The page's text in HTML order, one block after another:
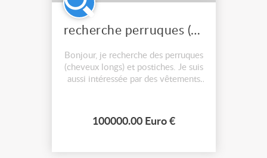
recherche perruques (cheveux longs) et postiches
Bonjour, je recherche des perruques
(cheveux longs) et postiches. Je suis
aussi intéressée par des vêtements
1800 - 1920, du tissu ou des chutes
de tissu, des galons, des rubans, des
chutes de cuir, d...
100000.00 Euro €